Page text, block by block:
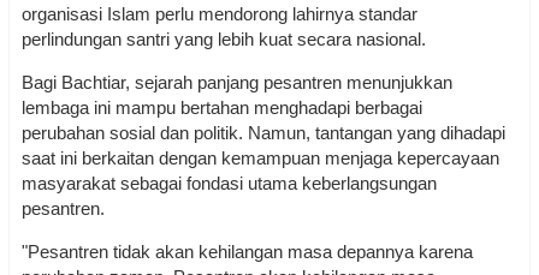
organisasi Islam perlu mendorong lahirnya standar
perlindungan santri yang lebih kuat secara nasional.
Bagi Bachtiar, sejarah panjang pesantren menunjukkan
lembaga ini mampu bertahan menghadapi berbagai
perubahan sosial dan politik. Namun, tantangan yang dihadapi
saat ini berkaitan dengan kemampuan menjaga kepercayaan
masyarakat sebagai fondasi utama keberlangsungan
pesantren.
"Pesantren tidak akan kehilangan masa depannya karena